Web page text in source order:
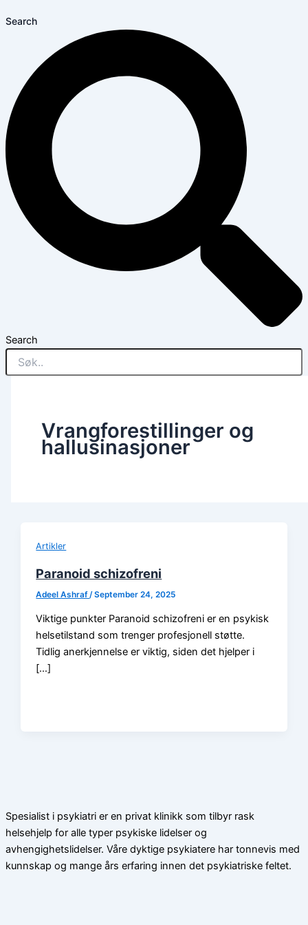
Search
Search
Vrangforestillinger og
hallusinasjoner
Artikler
Paranoid schizofreni
Adeel Ashraf /September 24, 2025
Viktige punkter Paranoid schizofreni er en psykisk
helsetilstand som trenger profesjonell støtte.
Tidlig anerkjennelse er viktig, siden det hjelper i
[…]
Spesialist i psykiatri er en privat klinikk som tilbyr rask
helsehjelp for alle typer psykiske lidelser og
avhengighetslidelser. Våre dyktige psykiatere har tonnevis med
kunnskap og mange års erfaring innen det psykiatriske feltet.